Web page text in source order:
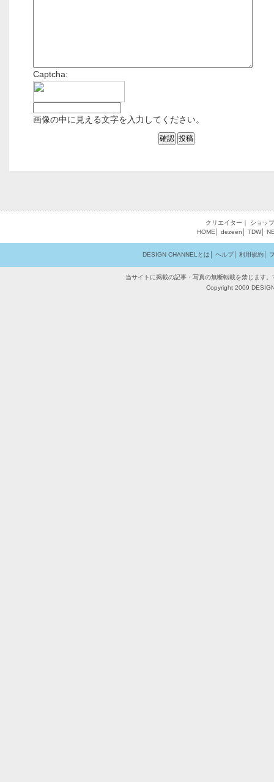
Captcha:
画像の中に見える文字を入力してください。
クリエイター
ショップ
HOME
dezeen TDW│
DESIGN CHANNELとは ヘルプ│ 利用規約│
当サイトに掲載の記事・写真の無断転載を禁じます
Copyright 2009